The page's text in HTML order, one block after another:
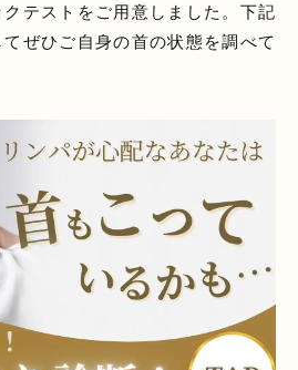
クテストをご用意しました。下記
ぜひご自身の首の状態を調べて